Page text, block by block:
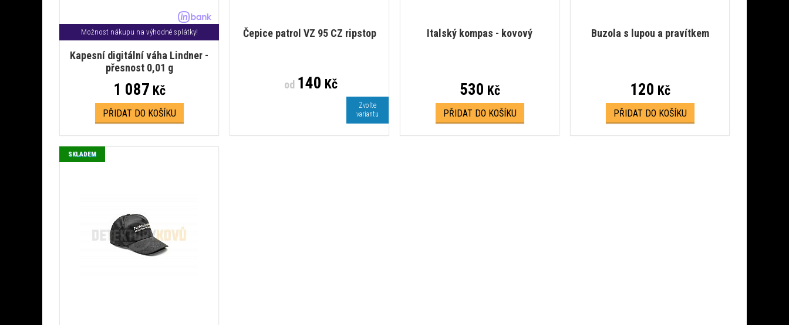
Možnost nákupu na výhodné splátky!
Kapesní digitální váha Lindner -
přesnost 0,01 g
1 087 Kč
PŘIDAT DO KOŠÍKU
Čepice patrol VZ 95 CZ ripstop
od140 Kč
Zvolte
variantu
Italský kompas - kovový
530 Kč
PŘIDAT DO KOŠÍKU
Buzola s lupou a pravítkem
120 Kč
PŘIDAT DO KOŠÍKU
SKLADEM